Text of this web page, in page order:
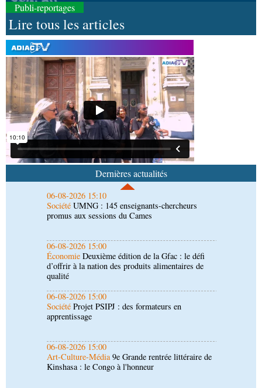
Publi-reportages
Lire tous les articles
Dernières actualités
06-08-2026 16:30
SociétéDiaspora : rencontre des Congolais de
l'étranger à Brazzaville
06-08-2026 15:30
ÉconomieAgriculture : Denis Sassou N'Guesso
lance la deuxième édition de la Grande foire
agricole du Congo
06-08-2026 15:10
UMNG : 145 enseignants-chercheurs
promus aux sessions du Cames
06-08-2026 15:00
ÉconomieDeuxième édition de la Gfac : le défi
d’offrir à la nation des produits alimentaires de
06-08-2026 15:00
SociétéProjet PSIPJ : des formateurs en
apprentissage
06-08-2026 15:00
Art-Culture-Média9e Grande rentrée littéraire de
Kinshasa : le Congo à l'honneur
06-08-2026 14:30
ÉconomieGfac 2026 : des produits locaux dans
les stands, des surgelés dans les assiettes